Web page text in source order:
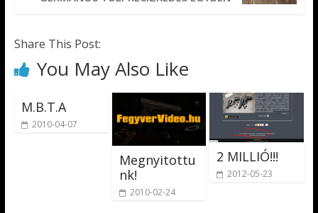
Share This Post:
You May Also Like
M.B.T.A
2010-04-07
Megnyitottu
nk!
2010-02-24
2 MILLIÓ!!!
2012-05-23